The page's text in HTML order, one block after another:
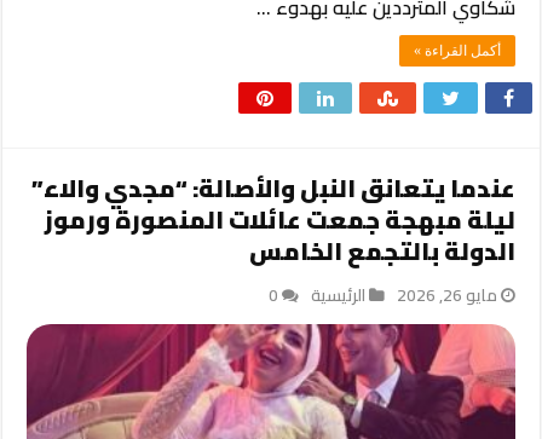
شكاوي المترددين عليه بهدوء …
أكمل القراءة »
عندما يتعانق النبل والأصالة: “مجدي والاء”
ليلة مبهجة جمعت عائلات المنصورة ورموز
الدولة بالتجمع الخامس
مايو 26, 2026 الرئيسية 0